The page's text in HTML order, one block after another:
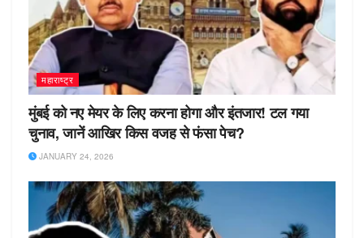
महाराष्ट्र
मुंबई को नए मेयर के लिए करना होगा और इंतजार! टल गया
चुनाव, जानें आखिर किस वजह से फंसा पेच?
JANUARY 24, 2026